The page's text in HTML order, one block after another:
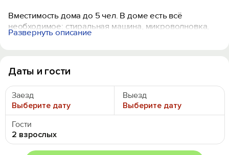
Вместимость дома до 5 чел. В доме есть всё
необходимое: стиральная машина, микроволновка,
варочная панель, холодная и горячая вода без
Развернуть описание
Даты и гости
Заезд
Выберите дату
Выезд
Выберите дату
Гости
2 взрослых